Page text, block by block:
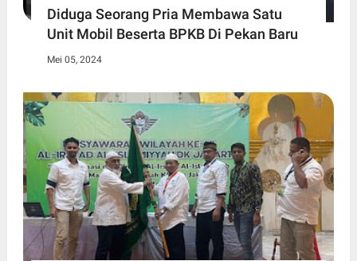
Diduga Seorang Pria Membawa Satu
Unit Mobil Beserta BPKB Di Pekan Baru
Mei 05, 2024